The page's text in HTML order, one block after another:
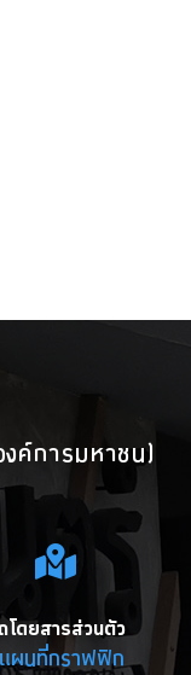
ค์การมหาชน)
โดยสารส่วนตัว
ผนที่กราฟฟิก